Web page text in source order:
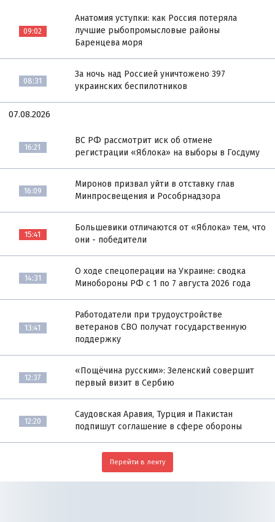
09:02
Анатомия уступки: как Россия потеряла
лучшие рыбопромысловые районы
Баренцева моря
08:31
За ночь над Россией уничтожено 397
украинских беспилотников
07.08.2026
16:21
ВС РФ рассмотрит иск об отмене
регистрации «Яблока» на выборы в Госдуму
16:09
Миронов призвал уйти в отставку глав
Минпросвещения и Рособрнадзора
15:41
Большевики отличаются от «Яблока» тем, что
они - победители
14:31
О ходе спецоперации на Украине: сводка
Минобороны РФ с 1 по 7 августа 2026 года
13:41
Работодатели при трудоустройстве
ветеранов СВО получат государственную
поддержку
12:37
«Пощёчина русским»: Зеленский совершит
первый визит в Сербию
12:20
Саудовская Аравия, Турция и Пакистан
подпишут соглашение в сфере обороны
Перейти в ленту